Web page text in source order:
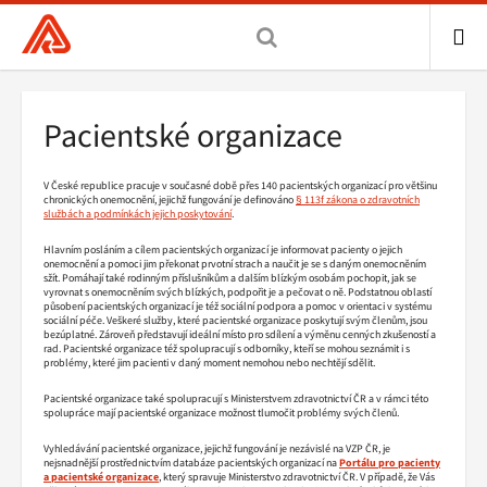
Všeobecná
zdravotní
hlavní
Drobečková
navigace
Pacientské organizace
V České republice pracuje v současné době přes 140 pacientských organizací pro většinu
chronických onemocnění, jejichž fungování je definováno§ 113f zákona o zdravotních
službách a podmínkách jejich poskytování.
Hlavním posláním a cílem pacientských organizací je informovat pacienty o jejich
onemocnění a pomoci jim překonat prvotní strach a naučit je se s daným onemocněním
sžít. Pomáhají také rodinným příslušníkům a dalším blízkým osobám pochopit, jak se
vyrovnat s onemocněním svých blízkých, podpořit je a pečovat o ně. Podstatnou oblastí
působení pacientských organizací je též sociální podpora a pomoc v orientaci v systému
sociální péče. Veškeré služby, které pacientské organizace poskytují svým členům, jsou
bezúplatné. Zároveň představují ideální místo pro sdílení a výměnu cenných zkušeností a
rad. Pacientské organizace též spolupracují s odborníky, kteří se mohou seznámit i s
problémy, které jim pacienti v daný moment nemohou nebo nechtějí sdělit.
Pacientské organizace také spolupracují s Ministerstvem zdravotnictví ČR a v rámci této
spolupráce mají pacientské organizace možnost tlumočit problémy svých členů.
Vyhledávání pacientské organizace, jejichž fungování je nezávislé na VZP ČR, je
nejsnadnější prostřednictvím databáze pacientských organizací naPortálu pro pacienty
a pacientské organizace, který spravuje Ministerstvo zdravotnictví ČR. V případě, že Vás